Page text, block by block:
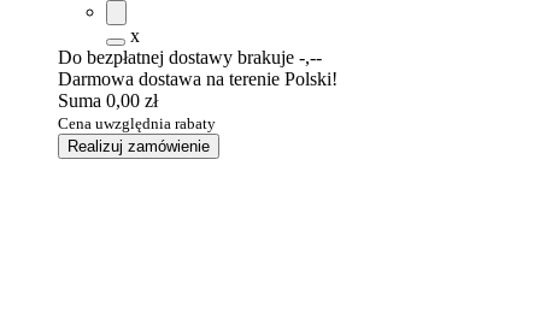
x
Do bezpłatnej dostawy brakuje -,--
Darmowa dostawa na terenie Polski!
Suma 0,00 zł
Cena uwzględnia rabaty
Realizuj zamówienie